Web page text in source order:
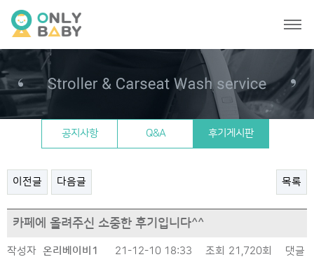
공지사항 Q&A 후기게시판
이전글 다음글 목록
카페에 올려주신 소중한 후기입니다^^
작성자 온리베이비1 21-12-10 18:33 조회 21,720회
댓글